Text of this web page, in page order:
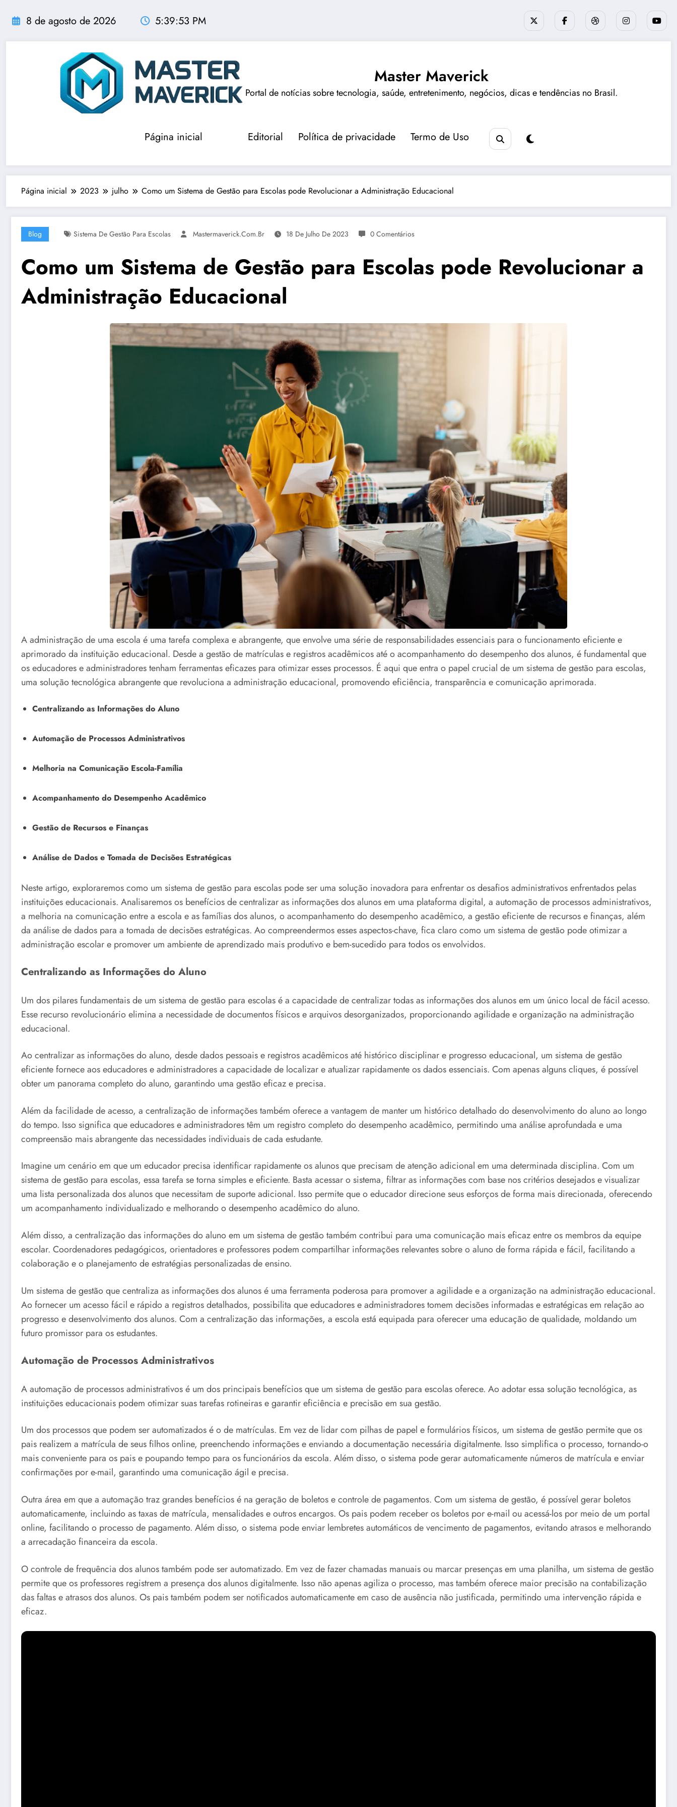
para
conteúdo
8 de agosto de 2026 5:39:55 PM
Master Maverick
Portal de notícias sobre tecnologia, saúde, entretenimento, negócios, dicas e tendências no Brasil.
Página inicial Editorial Política de privacidade Termo de Uso
Página inicial 2023 julho Como um Sistema de Gestão para Escolas pode Revolucionar a Administração Educacional
Blog Sistema De Gestão Para Escolas Mastermaverick.com.br 18 De Julho De 2023 0 Comentários
Como um Sistema de Gestão para Escolas pode Revolucionar a
Administração Educacional
A administração de uma escola é uma tarefa complexa e abrangente, que envolve uma série de responsabilidades essenciais para o funcionamento eficiente e
aprimorado da instituição educacional. Desde a gestão de matrículas e registros acadêmicos até o acompanhamento do desempenho dos alunos, é fundamental que
os educadores e administradores tenham ferramentas eficazes para otimizar esses processos. É aqui que entra o papel crucial de um sistema de gestão para escolas,
uma solução tecnológica abrangente que revoluciona a administração educacional, promovendo eficiência, transparência e comunicação aprimorada.
Centralizando as Informações do Aluno
Automação de Processos Administrativos
Melhoria na Comunicação Escola-Família
Acompanhamento do Desempenho Acadêmico
Gestão de Recursos e Finanças
Análise de Dados e Tomada de Decisões Estratégicas
Neste artigo, exploraremos como um sistema de gestão para escolas pode ser uma solução inovadora para enfrentar os desafios administrativos enfrentados pelas
instituições educacionais. Analisaremos os benefícios de centralizar as informações dos alunos em uma plataforma digital, a automação de processos administrativos,
a melhoria na comunicação entre a escola e as famílias dos alunos, o acompanhamento do desempenho acadêmico, a gestão eficiente de recursos e finanças, além
da análise de dados para a tomada de decisões estratégicas. Ao compreendermos esses aspectos-chave, fica claro como um sistema de gestão pode otimizar a
administração escolar e promover um ambiente de aprendizado mais produtivo e bem-sucedido para todos os envolvidos.
Centralizando as Informações do Aluno
Um dos pilares fundamentais de um sistema de gestão para escolas é a capacidade de centralizar todas as informações dos alunos em um único local de fácil acesso.
Esse recurso revolucionário elimina a necessidade de documentos físicos e arquivos desorganizados, proporcionando agilidade e organização na administração
educacional.
Ao centralizar as informações do aluno, desde dados pessoais e registros acadêmicos até histórico disciplinar e progresso educacional, um sistema de gestão
eficiente fornece aos educadores e administradores a capacidade de localizar e atualizar rapidamente os dados essenciais. Com apenas alguns cliques, é possível
obter um panorama completo do aluno, garantindo uma gestão eficaz e precisa.
Além da facilidade de acesso, a centralização de informações também oferece a vantagem de manter um histórico detalhado do desenvolvimento do aluno ao longo
do tempo. Isso significa que educadores e administradores têm um registro completo do desempenho acadêmico, permitindo uma análise aprofundada e uma
compreensão mais abrangente das necessidades individuais de cada estudante.
Imagine um cenário em que um educador precisa identificar rapidamente os alunos que precisam de atenção adicional em uma determinada disciplina. Com um
sistema de gestão para escolas, essa tarefa se torna simples e eficiente. Basta acessar o sistema, filtrar as informações com base nos critérios desejados e visualizar
uma lista personalizada dos alunos que necessitam de suporte adicional. Isso permite que o educador direcione seus esforços de forma mais direcionada, oferecendo
um acompanhamento individualizado e melhorando o desempenho acadêmico do aluno.
Além disso, a centralização das informações do aluno em um sistema de gestão também contribui para uma comunicação mais eficaz entre os membros da equipe
escolar. Coordenadores pedagógicos, orientadores e professores podem compartilhar informações relevantes sobre o aluno de forma rápida e fácil, facilitando a
colaboração e o planejamento de estratégias personalizadas de ensino.
Um sistema de gestão que centraliza as informações dos alunos é uma ferramenta poderosa para promover a agilidade e a organização na administração educacional.
Ao fornecer um acesso fácil e rápido a registros detalhados, possibilita que educadores e administradores tomem decisões informadas e estratégicas em relação ao
progresso e desenvolvimento dos alunos. Com a centralização das informações, a escola está equipada para oferecer uma educação de qualidade, moldando um
futuro promissor para os estudantes.
Automação de Processos Administrativos
A automação de processos administrativos é um dos principais benefícios que um sistema de gestão para escolas oferece. Ao adotar essa solução tecnológica, as
instituições educacionais podem otimizar suas tarefas rotineiras e garantir eficiência e precisão em sua gestão.
Um dos processos que podem ser automatizados é o de matrículas. Em vez de lidar com pilhas de papel e formulários físicos, um sistema de gestão permite que os
pais realizem a matrícula de seus filhos online, preenchendo informações e enviando a documentação necessária digitalmente. Isso simplifica o processo, tornando-o
mais conveniente para os pais e poupando tempo para os funcionários da escola. Além disso, o sistema pode gerar automaticamente números de matrícula e enviar
confirmações por e-mail, garantindo uma comunicação ágil e precisa.
Outra área em que a automação traz grandes benefícios é na geração de boletos e controle de pagamentos. Com um sistema de gestão, é possível gerar boletos
automaticamente, incluindo as taxas de matrícula, mensalidades e outros encargos. Os pais podem receber os boletos por e-mail ou acessá-los por meio de um portal
online, facilitando o processo de pagamento. Além disso, o sistema pode enviar lembretes automáticos de vencimento de pagamentos, evitando atrasos e melhorando
a arrecadação financeira da escola.
O controle de frequência dos alunos também pode ser automatizado. Em vez de fazer chamadas manuais ou marcar presenças em uma planilha, um sistema de gestão
permite que os professores registrem a presença dos alunos digitalmente. Isso não apenas agiliza o processo, mas também oferece maior precisão na contabilização
das faltas e atrasos dos alunos. Os pais também podem ser notificados automaticamente em caso de ausência não justificada, permitindo uma intervenção rápida e
eficaz.